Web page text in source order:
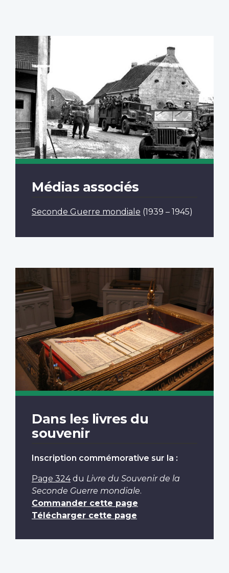
Médias associés
Seconde Guerre mondiale (1939 – 1945)
Dans les livres du
souvenir
Inscription commémorative sur la :
Page 324du Livre du Souvenir de la
Seconde Guerre mondiale.
Commander cette page
Télécharger cette page